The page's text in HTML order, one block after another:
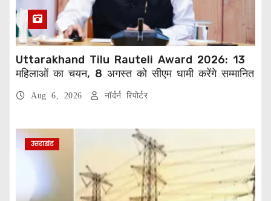
Uttarakhand Tilu Rauteli Award 2026: 13
महिलाओं का चयन, 8 अगस्त को सीएम धामी करेंगे सम्मानित
Aug 6, 2026 नॉर्दर्न रिपोर्टर
उत्तराखंड